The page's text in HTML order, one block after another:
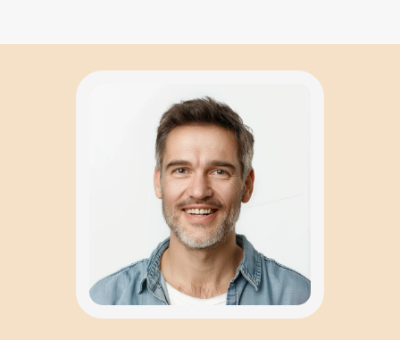
€ 24,99 € 19,90